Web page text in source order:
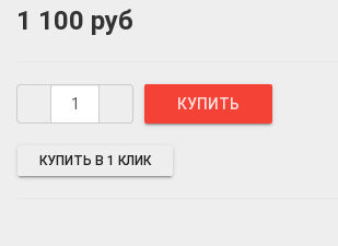
1 100 руб
КУПИТЬ В 1 КЛИК